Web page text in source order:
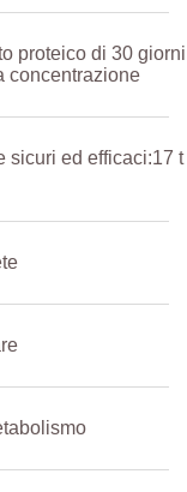
proteico di 30 giorni
concentrazione
sicuri ed efficaci:17 t